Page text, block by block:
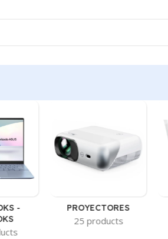
-
PROYECTORES
25 products